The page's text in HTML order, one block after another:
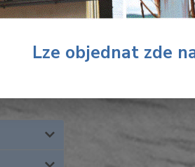
a
Lze objednat zde